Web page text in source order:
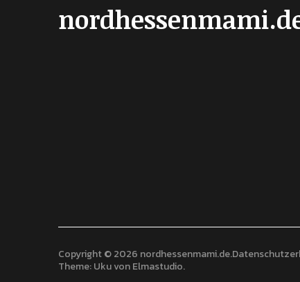
Copyright © 2026 nordhessenmami.de
Theme: Uku vonElmastudio